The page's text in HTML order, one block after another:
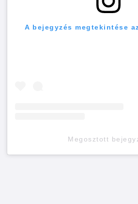
A bejegyzés megtekintése
Megosztott